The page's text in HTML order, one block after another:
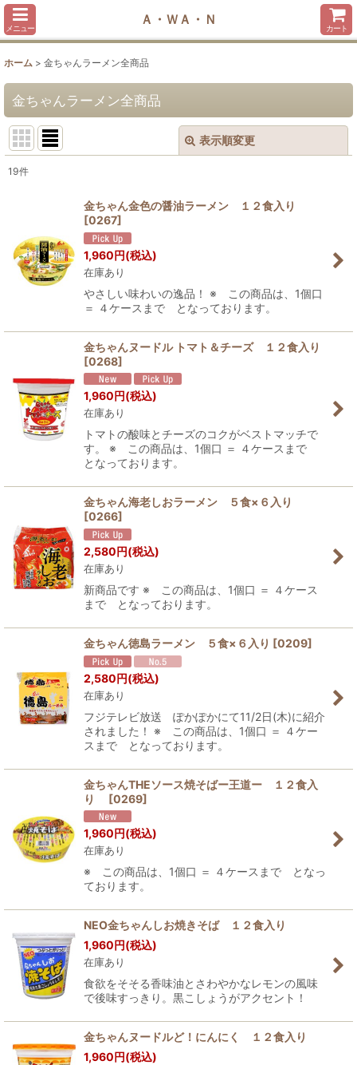
メニュー
Ａ・ＷＡ・Ｎ
カート
ホーム > 金ちゃんラーメン全商品
金ちゃんラーメン全商品
表示順変更
19件
金ちゃん金色の醤油ラーメン １２食入り
[0267]
1,960円(税込)
在庫あり
やさしい味わいの逸品！ ※ この商品は、1個口
＝ ４ケースまで となっております。
金ちゃんヌードル トマト＆チーズ １２食入り
[0268]
1,960円(税込)
在庫あり
トマトの酸味とチーズのコクがベストマッチで
す。 ※ この商品は、1個口 ＝ ４ケースまで
となっております。
金ちゃん海老しおラーメン ５食×６入り
[0266]
2,580円(税込)
在庫あり
新商品です ※ この商品は、1個口 ＝ ４ケース
まで となっております。
金ちゃん徳島ラーメン ５食×６入り [0209]
2,580円(税込)
在庫あり
フジテレビ放送 ぽかぽかにて11/2日(木)に紹介
されました！ ※ この商品は、1個口 ＝ ４ケー
スまで となっております。
金ちゃんTHEソース焼そばー王道ー １２食入
り
[0269]
1,960円(税込)
在庫あり
※ この商品は、1個口 ＝ ４ケースまで となっ
ております。
NEO金ちゃんしお焼きそば １２食入り
1,960円(税込)
在庫あり
食欲をそそる香味油とさわやかなレモンの風味
で後味すっきり。黒こしょうがアクセント！
金ちゃんヌードルど！にんにく １２食入り
1,960円(税込)